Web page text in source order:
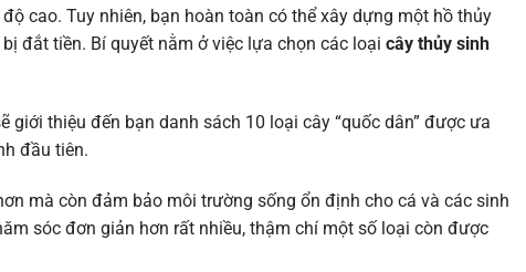
cao. Tuy nhiên, bạn hoàn toàn có thể xây dựng một hồ thủy
đắt tiền. Bí quyết nằm ở việc lựa chọn các loại cây thủy sinh
giới thiệu đến bạn danh sách 10 loại cây “quốc dân” được ưa
đầu tiên.
mà còn đảm bảo môi trường sống ổn định cho cá và các sinh
sóc đơn giản hơn rất nhiều, thậm chí một số loại còn được